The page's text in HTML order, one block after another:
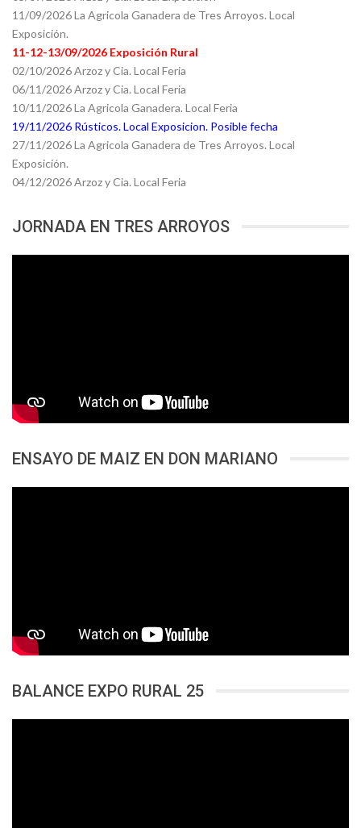
11/09/2026 La Agricola Ganadera de Tres Arroyos. Local
Exposición.
11-12-13/09/2026 Exposición Rural
02/10/2026 Arzoz y Cia. Local Feria
06/11/2026 Arzoz y Cia. Local Feria
10/11/2026 La Agricola Ganadera. Local Feria
19/11/2026 Rústicos. Local Exposicion. Posible fecha
27/11/2026 La Agricola Ganadera de Tres Arroyos. Local
Exposición.
04/12/2026 Arzoz y Cia. Local Feria
JORNADA EN TRES ARROYOS
ENSAYO DE MAIZ EN DON MARIANO
BALANCE EXPO RURAL 25